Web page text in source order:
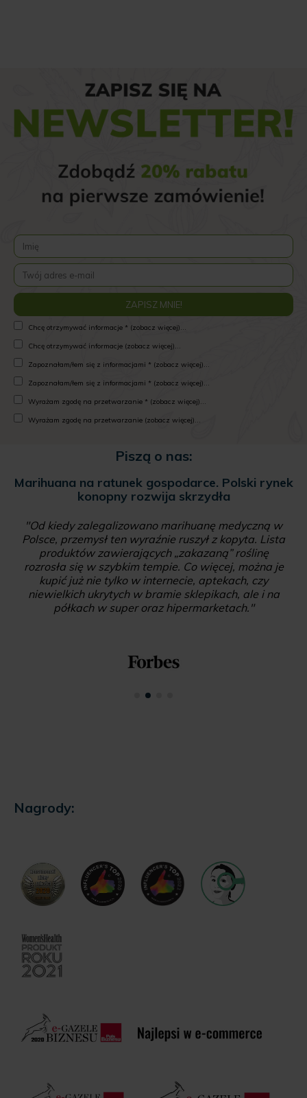
Chcę otrzymywać informacje * (zobacz więcej)...
Chcę otrzymywać informacje (zobacz więcej)...
Zapoznałam/łem się z informacjami * (zobacz więcej)...
Zapoznałam/łem się z informacjami * (zobacz więcej)...
Wyrażam zgodę na przetwarzanie * (zobacz więcej)...
Wyrażam zgodę na przetwarzanie (zobacz więcej)...
Piszą o nas:
Marihuana na ratunek gospodarce. Polski rynek
konopny rozwija skrzydła
"Od kiedy zalegalizowano marihuanę medyczną w
Polsce, przemysł ten wyraźnie ruszył z kopyta. Lista
produktów zawierających „zakazaną” roślinę
rozrosła się w szybkim tempie. Co więcej, można je
kupić już nie tylko w internecie, aptekach, czy
niewielkich ukrytych w bramie sklepikach, ale i na
półkach w super oraz hipermarketach."
Nagrody: